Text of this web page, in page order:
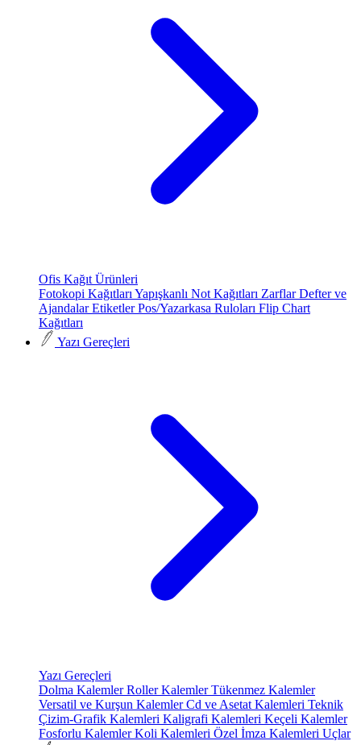
Ofis Kağıt Ürünleri
Fotokopi Kağıtları Yapışkanlı Not Kağıtları ZarflarDefter ve
AjandalarEtiketlerPos/Yazarkasa Ruloları Flip Chart
Kağıtları
Yazı Gereçleri
Yazı Gereçleri
Dolma KalemlerRoller KalemlerTükenmez Kalemler
Versatil ve Kurşun KalemlerCd ve Asetat Kalemleri Teknik
Çizim-Grafik Kalemleri Kaligrafi Kalemleri Keçeli Kalemler
Fosforlu KalemlerKoli Kalemleri Özel İmza Kalemleri Uçlar